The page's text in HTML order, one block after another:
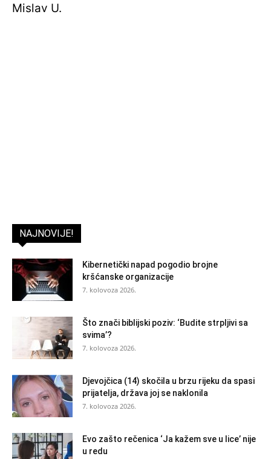
Mislav U.
NAJNOVIJE!
Kibernetički napad pogodio brojne
kršćanske organizacije
7. kolovoza 2026.
Što znači biblijski poziv: ‘Budite strpljivi sa
svima’?
7. kolovoza 2026.
Djevojčica (14) skočila u brzu rijeku da spasi
prijatelja, država joj se naklonila
7. kolovoza 2026.
Evo zašto rečenica ‘Ja kažem sve u lice’ nije
u redu